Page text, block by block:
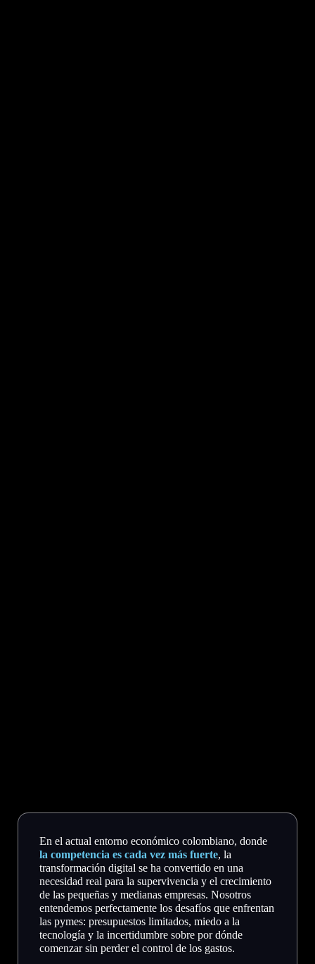
En el actual entorno económico colombiano, donde
la competencia es cada vez más fuerte, la
transformación digital se ha convertido en una
necesidad real para la supervivencia y el crecimiento
de las pequeñas y medianas empresas. Nosotros
entendemos perfectamente los desafíos que enfrentan
las pymes: presupuestos limitados, miedo a la
tecnología y la incertidumbre sobre por dónde
comenzar sin perder el control de los gastos.